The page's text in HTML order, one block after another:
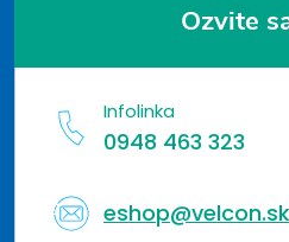
Ozvite
Infolinka
0948 463 323
eshop@velcon.sk